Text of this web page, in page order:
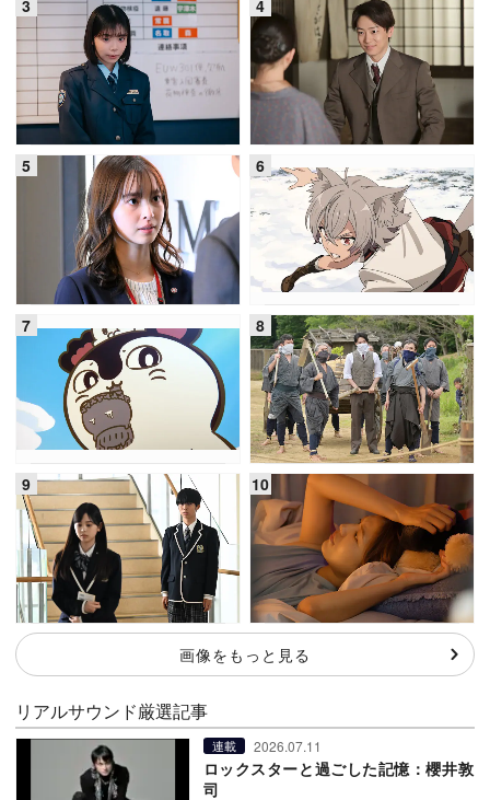
画像をもっと見る
リアルサウンド厳選記事
連載 2026.07.11
ロックスターと過ごした記憶：櫻井敦
司